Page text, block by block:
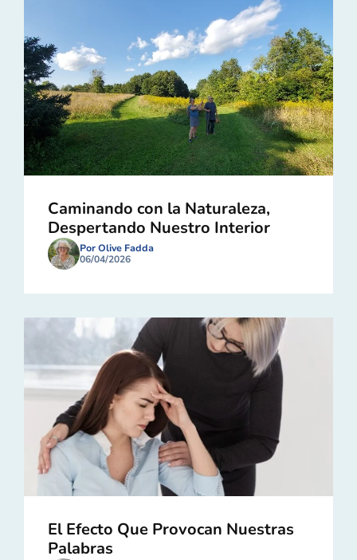
Caminando con la Naturaleza,
Despertando Nuestro Interior
Por Olive Fadda
06/04/2026
El Efecto Que Provocan Nuestras
Palabras